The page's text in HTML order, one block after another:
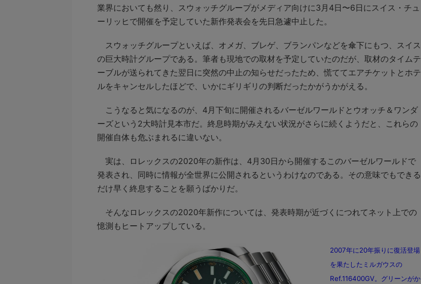
業界においても然り、スウォッチグループがメディア向けに3月4日〜6日にスイス・チュ
ーリッヒで開催を予定していた新作発表会を先日急遽中止した。
スウォッチグループといえば、オメガ、ブレゲ、ブランパンなどを傘下にもつ、スイス
の巨大時計グループである。筆者も現地での取材を予定していたのだが、取材のタイムテ
ーブルが送られてきた翌日に突然の中止の知らせだったため、慌ててエアチケットとホテ
ルをキャンセルしたほどで、いかにギリギリの判断だったかがうかがえる。
こうなると気になるのが、4月下旬に開催されるバーゼルワールドとウオッチ＆ワンダ
ーズという2大時計見本市だ。終息時期がみえない状況がさらに続くようだと、これらの
開催自体も危ぶまれるに違いない。
実は、ロレックスの2020年の新作は、4月30日から開催するこのバーゼルワールドで
発表され、同時に情報が全世界に公開されるというわけなのである。その意味でもできる
だけ早く終息することを願うばかりだ。
そんなロレックスの2020年新作については、発表時期が近づくにつれてネット上での
憶測もヒートアップしている。
2007年に20年振りに復活登場
を果たしたミルガウスの
Ref.116400GV。グリーンがか